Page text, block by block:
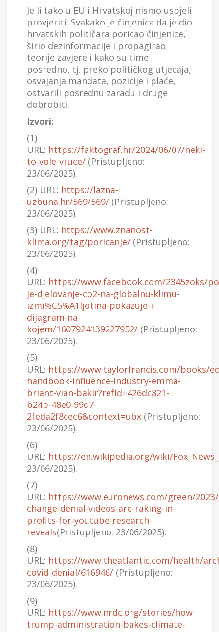
Je li tako u EU i Hrvatskoj nismo uspjeli
provjeriti. Svakako je činjenica da je dio
hrvatskih političara poricao činjenice,
širio dezinformacije i propagirao
teorije zavjere i kako su time
posredno, tj. preko političkog utjecaja,
osvajanja mandata, pozicije i plaće,
ostvarili posrednu zaradu i druge
dobrobiti.
Izvori:
(1)
URL: https://faktograf.hr/2024/06/07/neki-
to-vole-vruce/ (Pristupljeno:
23/06/2025).
(2) URL: https://lazna-
uzbuna.hr/569/569/ (Pristupljeno:
23/06/2025).
(3) URL: https://www.znanost-
klima.org/tag/poricanje/ (Pristupljeno:
23/06/2025).
(4)
URL: https://www.facebook.com/2345zoks/
je-djelovanje-co2-na-globalnu-klimu-
izmi%C5%A1ljotina-pokazuje-i-
dijagram-na-
kojem/1607924139227952/ (Pristupljeno:
23/06/2025).
(5)
URL: https://www.taylorfrancis.com/books/
handbook-influence-industry-emma-
briant-vian-bakir?refId=426dc821-
b24b-48e0-99d7-
2feda2f8cec6&context=ubx (Pristupljeno:
23/06/2025).
(6)
URL: https://en.wikipedia.org/wiki/
23/06/2025).
(7)
URL: https://www.euronews.com/green/
change-denial-videos-are-raking-in-
profits-for-youtube-research-
reveals(Pristupljeno: 23/06/2025).
(8)
URL: https://www.theatlantic.com/health/
covid-denial/616946/ (Pristupljeno:
23/06/2025).
(9)
URL: https://www.nrdc.org/stories/how-
trump-administration-bakes-climate-